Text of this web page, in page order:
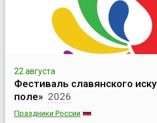
22 августа
Фестиваль славянского
поле» 2026
Праздники России